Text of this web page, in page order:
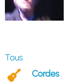
Tous
Cordes